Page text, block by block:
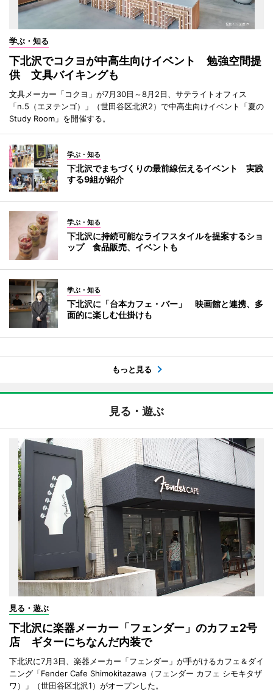
学ぶ・知る
下北沢でコクヨが中高生向けイベント 勉強空間提
供 文具バイキングも
文具メーカー「コクヨ」が7月30日～8月2日、サテライトオフィス
「n.5（エヌテンゴ）」（世田谷区北沢2）で中高生向けイベント「夏の
Study Room」を開催する。
学ぶ・知る
下北沢でまちづくりの最前線伝えるイベント 実践
する9組が紹介
学ぶ・知る
下北沢に持続可能なライフスタイルを提案するショ
ップ 食品販売、イベントも
学ぶ・知る
下北沢に「台本カフェ・バー」 映画館と連携、多
面的に楽しむ仕掛けも
もっと見る
見る・遊ぶ
見る・遊ぶ
下北沢に楽器メーカー「フェンダー」のカフェ2号
店 ギターにちなんだ内装で
下北沢に7月3日、楽器メーカー「フェンダー」が手がけるカフェ＆ダイ
ニング「Fender Cafe Shimokitazawa（フェンダー カフェ シモキタザ
ワ）」（世田谷区北沢1）がオープンした。